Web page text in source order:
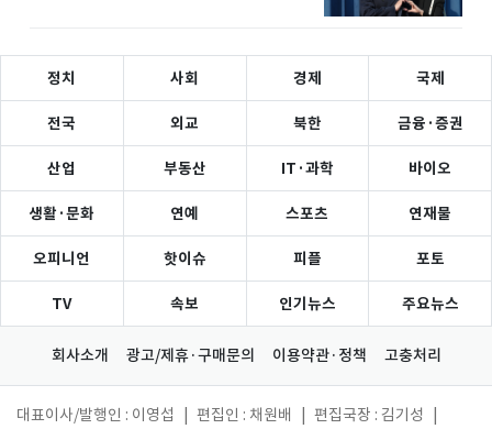
정치 사회 경제 국제
전국 외교 북한 금융·증권
산업 부동산 IT·과학 바이오
생활·문화 연예 스포츠 연재물
오피니언 핫이슈 피플 포토
TV 속보 인기뉴스 주요뉴스
회사소개 광고/제휴·구매문의 이용약관·정책 고충처리
대표이사/발행인 : 이영섭 편집인 : 채원배 편집국장 : 김기성